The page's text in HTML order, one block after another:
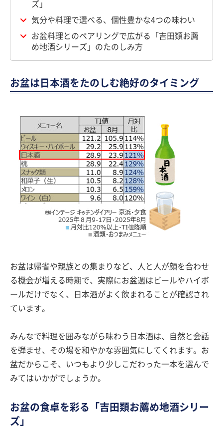
ズ」
気分や料理で選べる、個性豊かな4つの味わい
お盆料理とのペアリングで広がる「吉田類お薦
め地酒シリーズ」のたのしみ方
お盆は日本酒をたのしむ絶好のタイミング
お盆は帰省や親族との集まりなど、人と人が顔を合わせ
る機会が増える時期で、実際にお盆週はビールやハイボ
ールだけでなく、日本酒がよく飲まれることが確認され
ています。
みんなで料理を囲みながら味わう日本酒は、自然と会話
を弾ませ、その場を和やかな雰囲気にしてくれます。お
盆だからこそ、いつもより少しこだわった一本を選んで
みてはいかがでしょうか。
お盆の食卓を彩る「吉田類お薦め地酒シリー
ズ」